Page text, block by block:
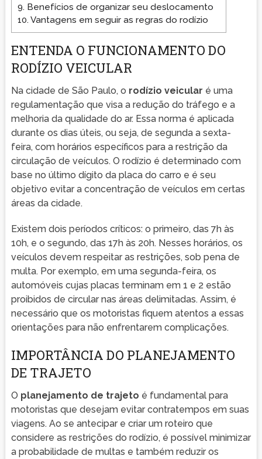
9. Benefícios de organizar seu deslocamento
10. Vantagens em seguir as regras do rodízio
ENTENDA O FUNCIONAMENTO DO
RODÍZIO VEICULAR
Na cidade de São Paulo, o rodízio veicular é uma
regulamentação que visa a redução do tráfego e a
melhoria da qualidade do ar. Essa norma é aplicada
durante os dias úteis, ou seja, de segunda a sexta-
feira, com horários específicos para a restrição da
circulação de veículos. O rodízio é determinado com
base no último dígito da placa do carro e é seu
objetivo evitar a concentração de veículos em certas
áreas da cidade.
Existem dois períodos críticos: o primeiro, das 7h às
10h, e o segundo, das 17h às 20h. Nesses horários, os
veículos devem respeitar as restrições, sob pena de
multa. Por exemplo, em uma segunda-feira, os
automóveis cujas placas terminam em 1 e 2 estão
proibidos de circular nas áreas delimitadas. Assim, é
necessário que os motoristas fiquem atentos a essas
orientações para não enfrentarem complicações.
IMPORTÂNCIA DO PLANEJAMENTO
DE TRAJETO
O planejamento de trajeto é fundamental para
motoristas que desejam evitar contratempos em suas
viagens. Ao se antecipar e criar um roteiro que
considere as restrições do rodízio, é possível minimizar
a probabilidade de multas e também reduzir os